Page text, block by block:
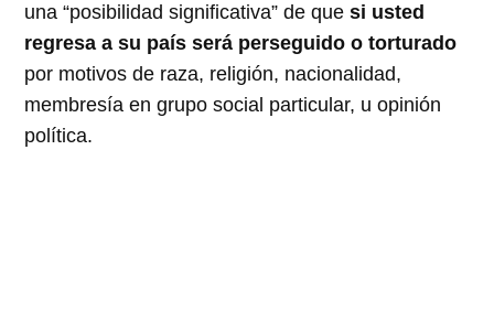
una “posibilidad significativa” de quesi usted
regresa a su país será perseguido o torturado
por motivos de raza, religión, nacionalidad,
membresía en grupo social particular, u opinión
política.